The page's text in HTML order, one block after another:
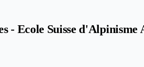
- Ecole Suisse d'Alpinisme